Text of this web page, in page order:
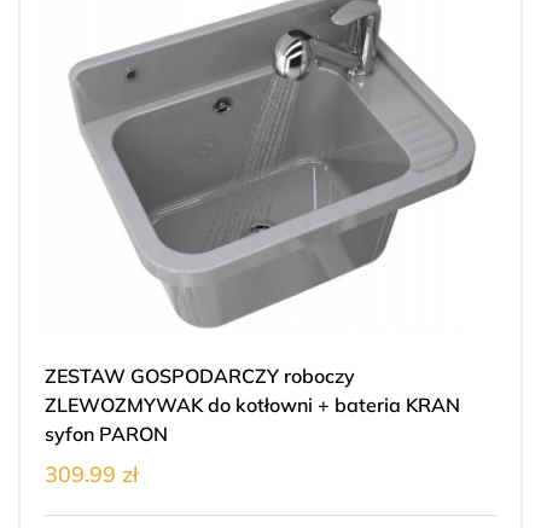
ZESTAW GOSPODARCZY roboczy
ZLEWOZMYWAK do kotłowni + bateria KRAN
syfon PARON
309.99 zł